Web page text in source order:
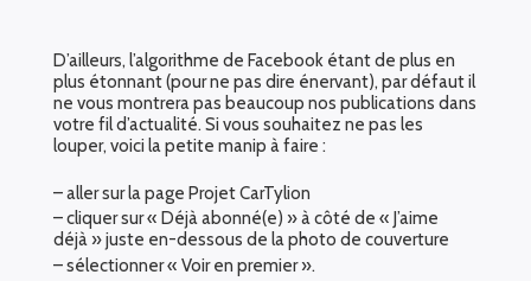
D’ailleurs, l’algorithme de Facebook étant de plus en
plus étonnant (pour ne pas dire énervant), par défaut il
ne vous montrera pas beaucoup nos publications dans
votre fil d’actualité. Si vous souhaitez ne pas les
louper, voici la petite manip à faire :
– aller sur la page Projet CarTylion
– cliquer sur « Déjà abonné(e) » à côté de « J’aime
déjà » juste en-dessous de la photo de couverture
– sélectionner « Voir en premier ».